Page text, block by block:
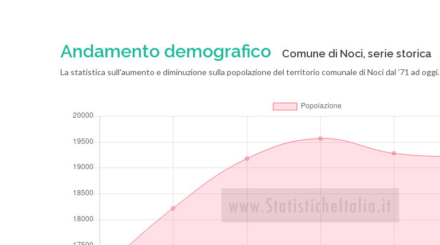
Andamento demografico Comune di Noci, serie storica
La statistica sull'aumento e diminuzione sulla popolazione del territorio comunale di Noci dal '71 ad oggi.